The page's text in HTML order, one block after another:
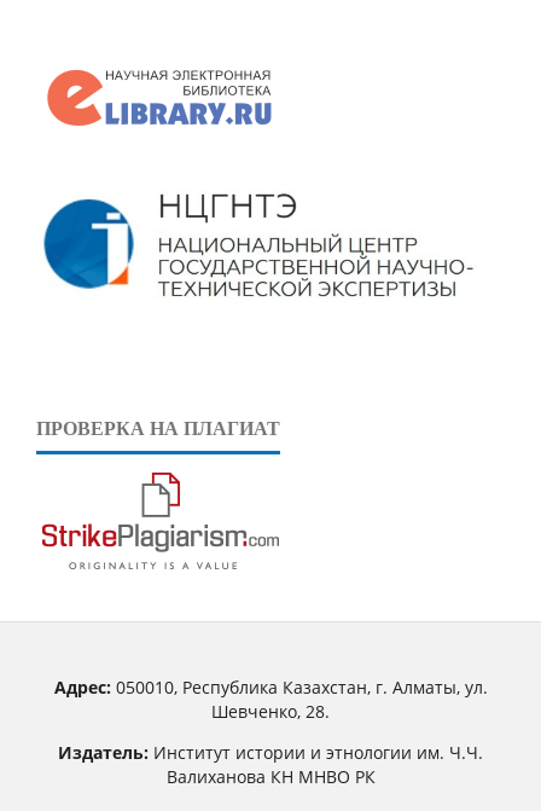
ПРОВЕРКА НА ПЛАГИАТ
Адрес:050010, Республика Казахстан, г. Алматы, ул.
Шевченко, 28.
Издатель: Институт истории и этнологии им. Ч.Ч.
Валиханова КН МНВО РК